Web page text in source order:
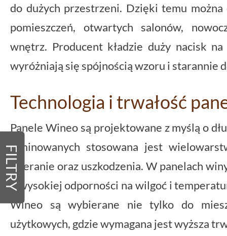
FILTRY
do dużych przestrzeni. Dzięki temu można
pomieszczeń, otwartych salonów,
wnętrz. Producent kładzie duży nacisk
wyróżniają się spójnością wzoru i starannie
Technologia i trwałość
Panele Wineo są projektowane z myślą o
laminowanych stosowana jest
ścieranie oraz uszkodzenia. W panelach
o wysokiej odporności na wilgoć i
Wineo są wybierane nie tylko do
użytkowych, gdzie wymagana jest wyższa